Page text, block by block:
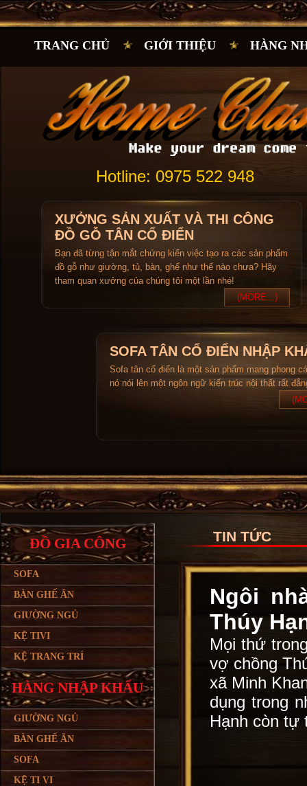
TRANG CHỦ GIỚI THIỆU HÀNG
Hotline: 0975 522 948
XƯỞNG SẢN XUẤT VÀ THI CÔNG
ĐỒ GỖ TÂN CỔ ĐIỂN
Bạn đã từng tận mắt chứng kiến việc tạo ra các sản phẩm
đồ gỗ như giường, tủ, bàn, ghế như thế nào chưa? Hãy
tham quan xưởng của chúng tôi một lần nhé!
(MORE...)
SOFA TÂN CỔ ĐIỂN NHẬP
Sofa tân cổ điển là một sản phẩm mang phong
nó nói lên một ngôn ngữ kiến trúc nội thất rất
ĐỒ GIA CÔNG
SOFA
BÀN GHẾ ĂN
GIƯỜNG NGỦ
KỆ TIVI
KỆ TRANG TRÍ
HÀNG NHẬP KHẨU
GIƯỜNG NGỦ
BÀN GHẾ ĂN
SOFA
KỆ TI VI
TIN TỨC
Ngôi
Thúy
Mọi thứ
vợ chồng
xã Minh
dụng trong
Hạnh còn tự